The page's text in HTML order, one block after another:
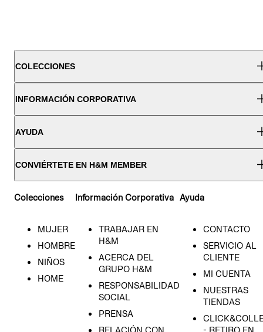
COLECCIONES
INFORMACIÓN CORPORATIVA
AYUDA
CONVIÉRTETE EN H&M MEMBER
Colecciones
MUJER
HOMBRE
NIÑOS
HOME
Información Corporativa
TRABAJAR EN
H&M
ACERCA DEL
GRUPO H&M
RESPONSABILIDAD
SOCIAL
PRENSA
Ayuda
CONTACTO
SERVICIO AL
CLIENTE
MI CUENTA
NUESTRAS
TIENDAS